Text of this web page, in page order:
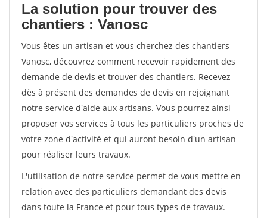
La solution pour trouver des
chantiers : Vanosc
Vous êtes un artisan et vous cherchez des chantiers
Vanosc, découvrez comment recevoir rapidement des
demande de devis et trouver des chantiers. Recevez
dès à présent des demandes de devis en rejoignant
notre service d'aide aux artisans. Vous pourrez ainsi
proposer vos services à tous les particuliers proches de
votre zone d'activité et qui auront besoin d'un artisan
pour réaliser leurs travaux.
L'utilisation de notre service permet de vous mettre en
relation avec des particuliers demandant des devis
dans toute la France et pour tous types de travaux.